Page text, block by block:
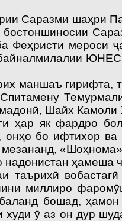
Саразми шаҳри
мероси
маншаъ гирифта,
Шайх
ҳар як фардро
бо ифтихор
ҳамеша
миллиро
бошад,
ӯ аз он дур